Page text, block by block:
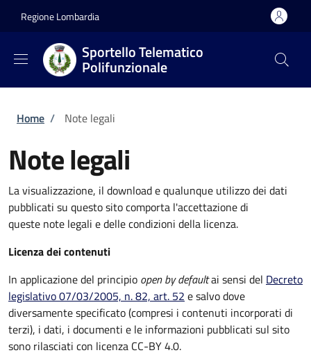
Regione Lombardia
Sportello Telematico
Polifunzionale
Briciole di pane
Home / Note legali
Note legali
La visualizzazione, il download e qualunque utilizzo dei dati
pubblicati su questo sito comporta l'accettazione di
queste note legali e delle condizioni della licenza.
Licenza dei contenuti
In applicazione del principio open by defaultai sensi del Decreto
legislativo 07/03/2005, n. 82, art. 52 e salvo dove
diversamente specificato (compresi i contenuti incorporati di
terzi), i dati, i documenti e le informazioni pubblicati sul sito
sono rilasciati con licenza CC-BY 4.0.